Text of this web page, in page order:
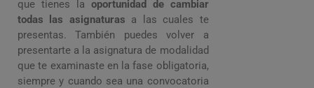
que tienes la oportunidad de cambiar
todas las asignaturas a las cuales te
presentas. También puedes volver a
presentarte a la asignatura de modalidad
que te examinaste en la fase obligatoria,
siempre y cuando sea una convocatoria